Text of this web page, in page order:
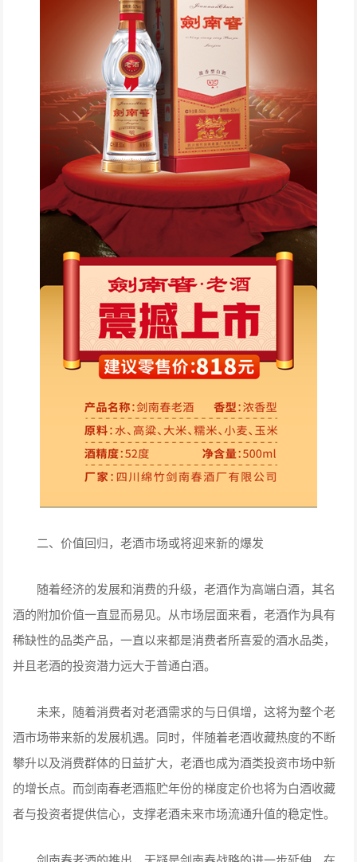
二、价值回归，老酒市场或将迎来新的爆发
随着经济的发展和消费的升级，老酒作为高端白酒，其名
酒的附加价值一直显而易见。从市场层面来看，老酒作为具有
稀缺性的品类产品，一直以来都是消费者所喜爱的酒水品类，
并且老酒的投资潜力远大于普通白酒。
未来，随着消费者对老酒需求的与日俱增，这将为整个老
酒市场带来新的发展机遇。同时，伴随着老酒收藏热度的不断
攀升以及消费群体的日益扩大，老酒也成为酒类投资市场中新
的增长点。而剑南春老酒瓶贮年份的梯度定价也将为白酒收藏
者与投资者提供信心，支撑老酒未来市场流通升值的稳定性。